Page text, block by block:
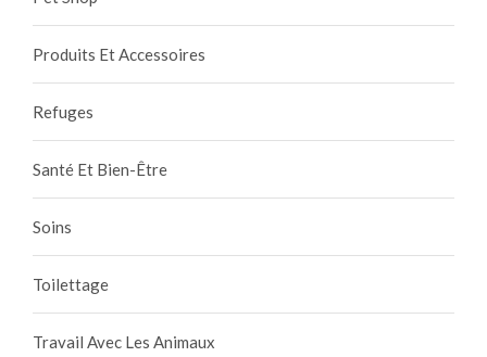
Produits Et Accessoires
Refuges
Santé Et Bien-Être
Soins
Toilettage
Travail Avec Les Animaux